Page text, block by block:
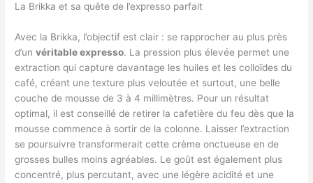
La Brikka et sa quête de l’expresso parfait
Avec la Brikka, l’objectif est clair : se rapprocher au plus près
d’unvéritable expresso. La pression plus élevée permet une
extraction qui capture davantage les huiles et les colloïdes du
café, créant une texture plus veloutée et surtout, une belle
couche de mousse de 3 à 4 millimètres. Pour un résultat
optimal, il est conseillé de retirer la cafetière du feu dès que la
mousse commence à sortir de la colonne. Laisser l’extraction
se poursuivre transformerait cette crème onctueuse en de
grosses bulles moins agréables. Le goût est également plus
concentré, plus percutant, avec une légère acidité et une